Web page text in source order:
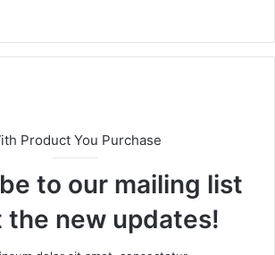
sit
Product You Purchase
to our mailing list
the new updates!